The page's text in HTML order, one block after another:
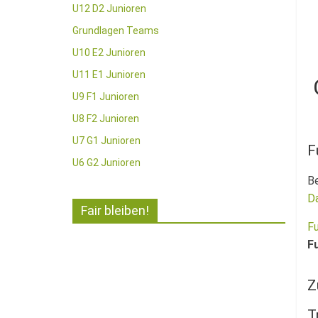
U12 D2 Junioren
Grundlagen Teams
U10 E2 Junioren
U11 E1 Junioren
U9 F1 Junioren
U8 F2 Junioren
U7 G1 Junioren
U6 G2 Junioren
Fair bleiben!